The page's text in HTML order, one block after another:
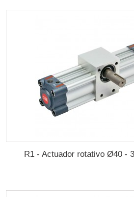
R1 - Actuador rotativo Ø40 -